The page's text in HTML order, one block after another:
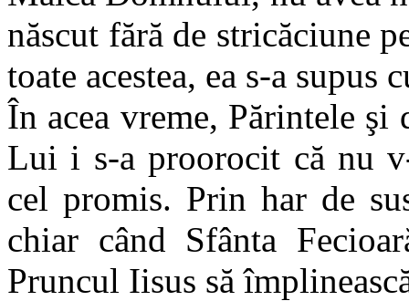
născut fără de stricăciune
toate acestea, ea s-a
În acea vreme, Părintele
Lui i s-a proorocit că nu
cel promis. Prin har de
chiar când Sfânta
Pruncul Iisus să